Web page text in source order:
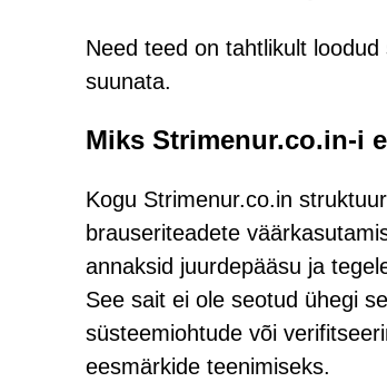
Need teed on tahtlikult
suunata.
Miks Strimenur.co.in-i
Kogu Strimenur.co.in
brauseriteadete
annaksid juurdepääsu ja
See sait ei ole seotud ühegi
süsteemiohtude või
eesmärkide teenimiseks.